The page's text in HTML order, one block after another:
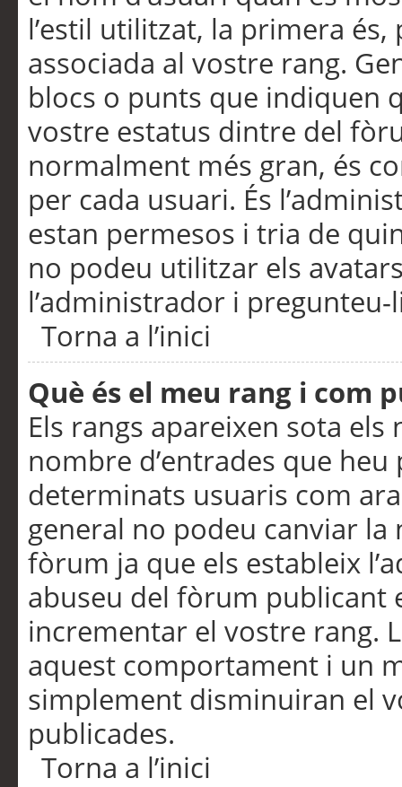
l’estil utilitzat, la primera
associada al vostre rang.
blocs o punts que indiquen
vostre estatus dintre del
normalment més gran, és
per cada usuari. És
estan permesos i tria de
no podeu utilitzar els
l’administrador i pregunteu-
Torna a l’inici
Què és el meu rang i com
Els rangs apareixen sota
nombre d’entrades que
determinats usuaris com
general no podeu canviar
fòrum ja que els estableix
abuseu del fòrum publicant
incrementar el vostre rang.
aquest comportament i un
simplement disminuiran el
publicades.
Torna a l’inici